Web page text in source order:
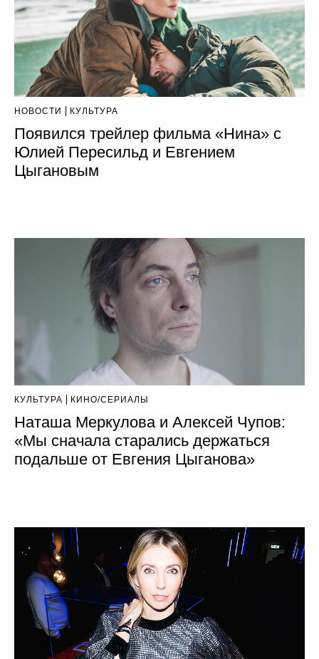
НОВОСТИ КУЛЬТУРА
Появился трейлер фильма «Нина» с
Юлией Пересильд и Евгением
Цыгановым
КУЛЬТУРА КИНО/СЕРИАЛЫ
Наташа Меркулова и Алексей Чупов:
«Мы сначала старались держаться
подальше от Евгения Цыганова»